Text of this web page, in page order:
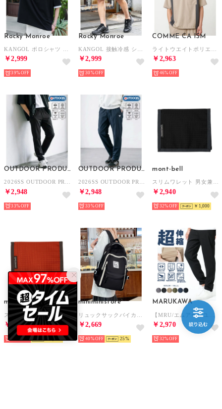
Rocky Monroe
￥2,999
39%
Rocky Monroe
￥2,999
30%
COMME CA ISM
￥2,963
46%
OUTDOOR PRODUCTS
￥2,948
33%
OUTDOOR PRODUCTS
￥2,948
33%
mont-bell
￥2,940
32% ￥1,000
mont-bell
スリムワレット 男女兼用 （オレンジ）
￥2,940
32% ￥1,000
miniministore
￥2,669
40% 25
MARUKAWA
【MRU/エムアールユー】のびのびスーパーストレッチ イージーパンツ/のびのび 楽 ストレッチパンツ ウエストゴム ゴルフパンツ ボトムス メンズ チノパン
￥2,970
32%